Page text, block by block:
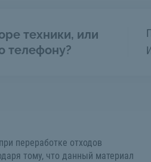
техники, или
телефону?
переработке отходов
тому, что данный материал